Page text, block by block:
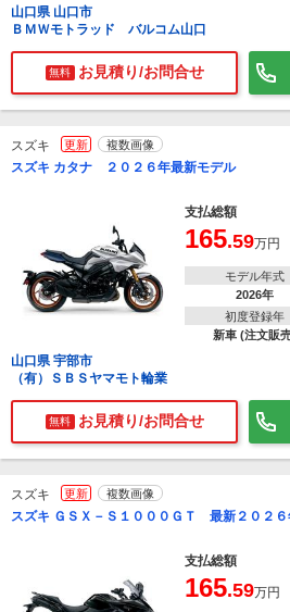
山口県 山口市
ＢＭＷモトラッド バルコム山口
無料 お見積り/お問合せ
スズキ 更新 複数画像
スズキ カタナ ２０２６年最新モデル
支払総額
165.59万円
モデル年式
2026年
初度登録年
新車 (注文販
山口県 宇部市
（有）ＳＢＳヤマモト輪業
無料 お見積り/お問合せ
スズキ 更新 複数画像
スズキ ＧＳＸ－Ｓ１０００ＧＴ 最新２０２６
支払総額
165.59万円